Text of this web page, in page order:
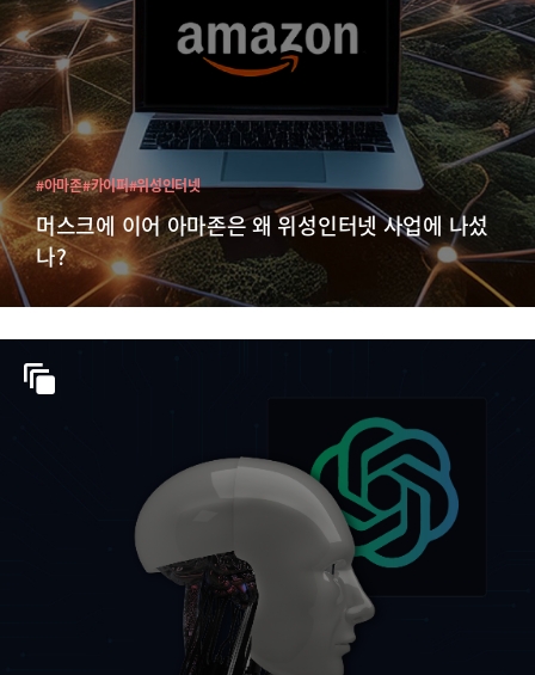
머스크에 이어 아마존은 왜 위성인터넷 사업에 나섰
나?
#아마존#카이퍼#위성인터넷